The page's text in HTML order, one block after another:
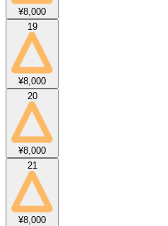
¥8,000
19
¥8,000
20
¥8,000
21
¥8,000